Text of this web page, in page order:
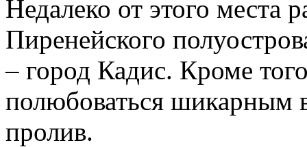
Недалеко от этого места
Пиренейского
– город Кадис. Кроме
полюбоваться шикарным
пролив.